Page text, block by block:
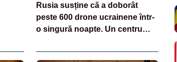
Rusia susține că a doborât
peste 600 drone ucrainene într-
o singură noapte. Un centru
VIDEO